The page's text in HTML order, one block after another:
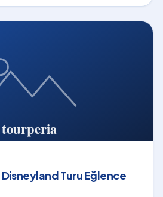
Disneyland Turu Eğlence